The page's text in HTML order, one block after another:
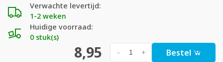
Verwachte levertijd:
1-2 weken
Huidige voorraad:
0 stuk(s)
8,95 +
- Bestel